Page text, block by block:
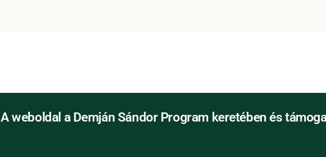
A weboldal a Demján Sándor Program keretében és